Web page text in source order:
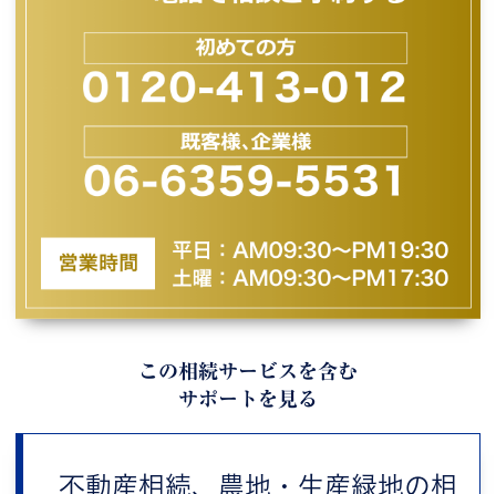
この相続サービスを含む
サポートを見る
不動産相続、農地・生産緑地の相